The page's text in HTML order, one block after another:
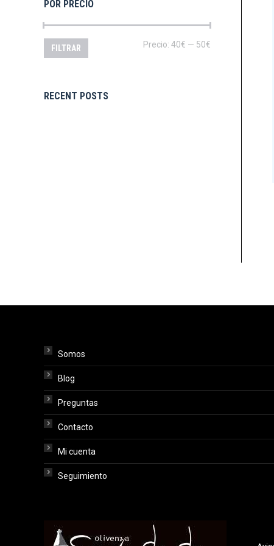
POR PRECIO
FILTRAR Precio: 40€ — 50€
RECENT POSTS
Somos
Blog
Preguntas
Contacto
Mi cuenta
Seguimiento